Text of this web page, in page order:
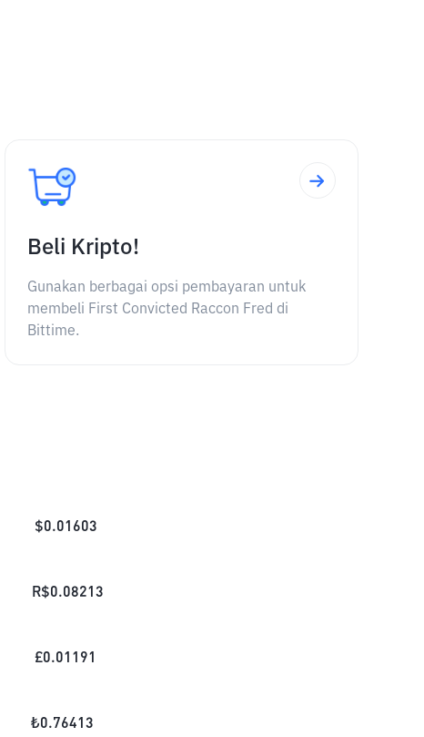
Beli Kripto!
Gunakan berbagai opsi pembayaran untuk
membeli First Convicted Raccon Fred di
Bittime.
$0.01603
R$0.08213
£0.01191
₺0.76413